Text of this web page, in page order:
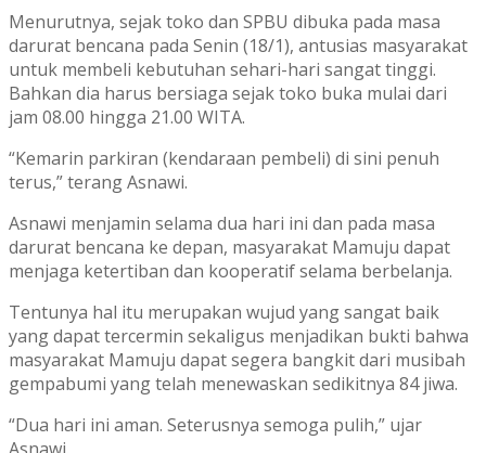
Menurutnya, sejak toko dan SPBU dibuka pada masa
darurat bencana pada Senin (18/1), antusias masyarakat
untuk membeli kebutuhan sehari-hari sangat tinggi.
Bahkan dia harus bersiaga sejak toko buka mulai dari
jam 08.00 hingga 21.00 WITA.
“Kemarin parkiran (kendaraan pembeli) di sini penuh
terus,” terang Asnawi.
Asnawi menjamin selama dua hari ini dan pada masa
darurat bencana ke depan, masyarakat Mamuju dapat
menjaga ketertiban dan kooperatif selama berbelanja.
Tentunya hal itu merupakan wujud yang sangat baik
yang dapat tercermin sekaligus menjadikan bukti bahwa
masyarakat Mamuju dapat segera bangkit dari musibah
gempabumi yang telah menewaskan sedikitnya 84 jiwa.
“Dua hari ini aman. Seterusnya semoga pulih,” ujar